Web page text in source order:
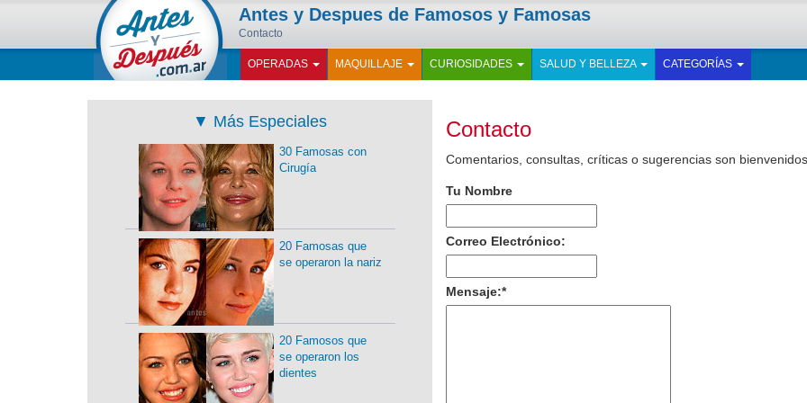
Antes y Despues de Famosos y Famosas
Contacto
OPERADAS MAQUILLAJE CURIOSIDADES SALUD Y BELLEZA CATEGORÍAS
Contacto
Comentarios, consultas, críticas o sugerencias son
Tu Nombre
Correo Electrónico:
Mensaje:*
▼ Más Especiales
30 Famosas con
Cirugía
20 Famosas que
se operaron la nariz
20 Famosos que
se operaron los
dientes